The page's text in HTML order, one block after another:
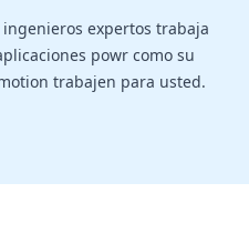
expertos trabaja
powr como su
trabajen para usted.